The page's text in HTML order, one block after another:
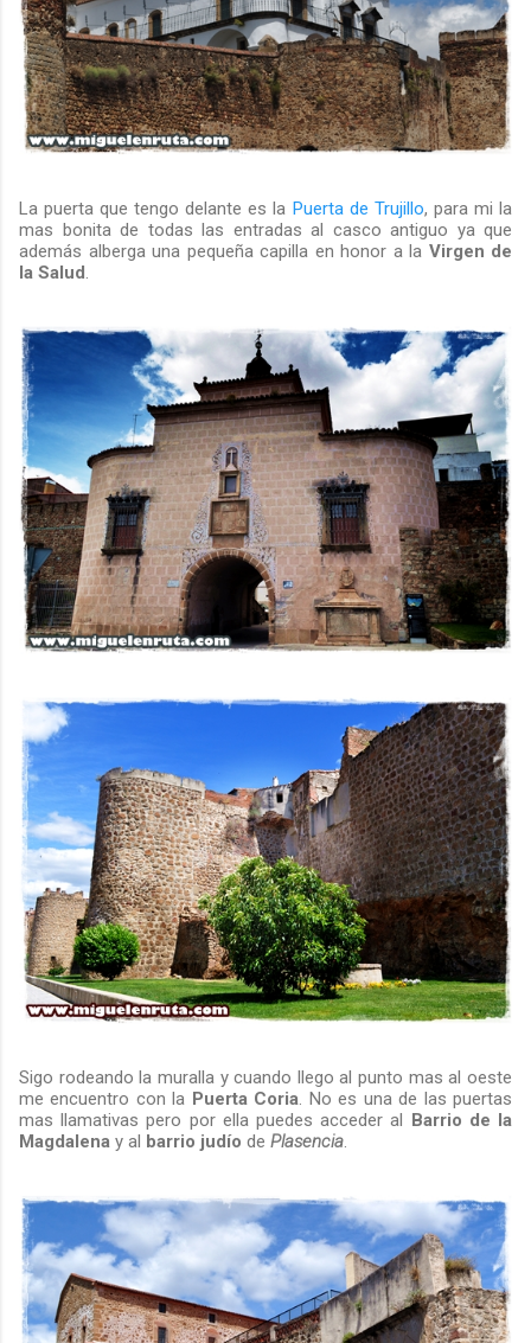
La puerta que tengo delante es la Puerta de Trujillo, para mi la
mas bonita de todas las entradas al casco antiguo ya que
además alberga una pequeña capilla en honor a la Virgen de
la Salud .
Sigo rodeando la muralla y cuando llego al punto mas al oeste
me encuentro con la Puerta Coria. No es una de las puertas
mas llamativas pero por ella puedes acceder al Barrio de la
Magdalena y al barrio judío de Plasencia.